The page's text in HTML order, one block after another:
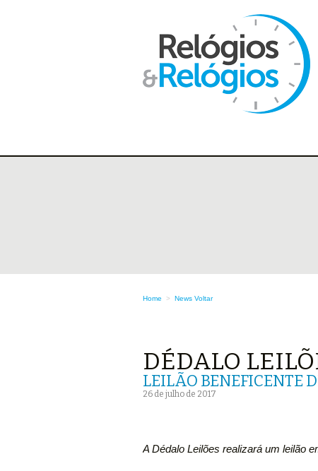
Home > News Voltar
DÉDALO
LEILÃO BENEFICENTE
26 de julho de 2017
A Dédalo Leilões realizará um leilão